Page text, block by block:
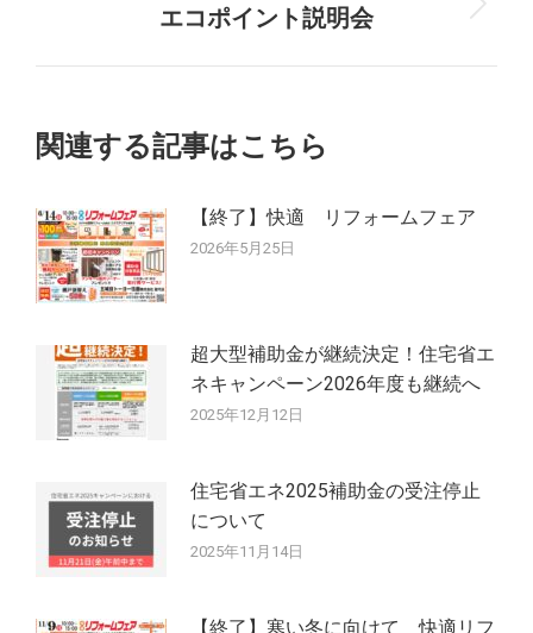
ゲ
ー
ョ
ン
稿:
次
エコポイント説明会
関連する記事はこちら
【終了】快適 リフォームフェア
2026年5月25日
超大型補助金が継続決定！住宅省エ
ネキャンペーン2026年度も継続へ
2025年12月12日
住宅省エネ2025補助金の受注停止
について
2025年11月14日
【終了】寒い冬に向けて 快適リフ